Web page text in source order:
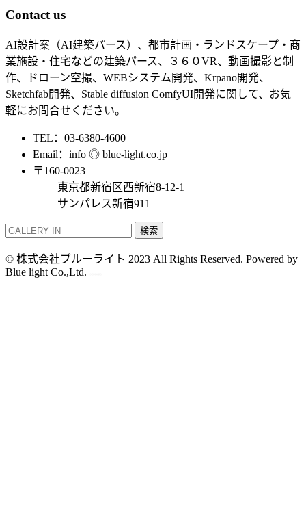
Contact us
AI設計案（AI建築パース）、都市計画・ランドスケープ・商
業施設・住宅などの建築パース、３６０VR、動画撮影と制
作、ドローン空撮、WEBシステム開発、Krpano開発、
Sketchfab開発、Stable diffusion ComfyUI開発に関して、お気
軽にお問合せください。
TEL：03-6380-4600
Email：info ◎ blue-light.co.jp
〒160-0023
東京都新宿区西新宿8-12-1
サンパレス新宿911
検索
© 株式会社ブルーライト 2023 All Rights Reserved. Powered by
Blue light Co.,Ltd.